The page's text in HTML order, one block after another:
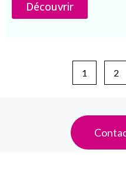
Découvrir
1 2